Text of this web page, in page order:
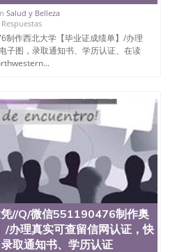
Salud y Belleza
作西北大学【毕业证成绩单】/办理
子图，录取通知书、学历认证、在读
//Q/微信551190476制作奥
/办理真实可查留信网认证，快
取通知书、学历认证